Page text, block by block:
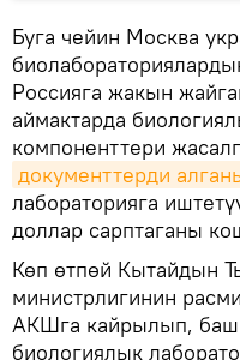
Буга чейин Москва
Россияга жакын
аймактарда
компоненттери
документтерди
лабораторияга
доллар сарптаганы
Көп өтпөй Кытайдын
министрлигинин
АКШга кайрылып,
биологиялык